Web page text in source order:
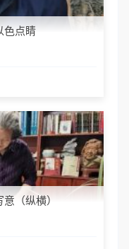
色点睛
（纵横）